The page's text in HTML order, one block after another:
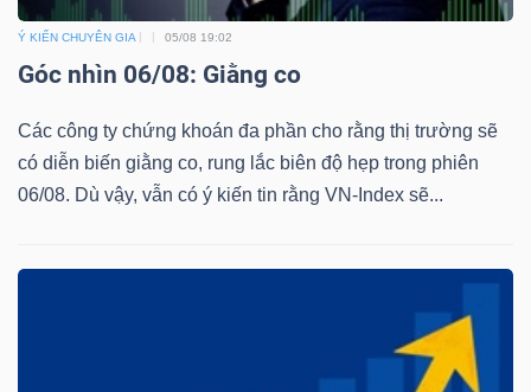
Ý KIẾN CHUYÊN GIA 05/08 19:02
Góc nhìn 06/08: Giằng co
Các công ty chứng khoán đa phần cho rằng thị trường sẽ
có diễn biến giằng co, rung lắc biên độ hẹp trong phiên
06/08. Dù vậy, vẫn có ý kiến tin rằng VN-Index sẽ...
Truyền
thông
chính